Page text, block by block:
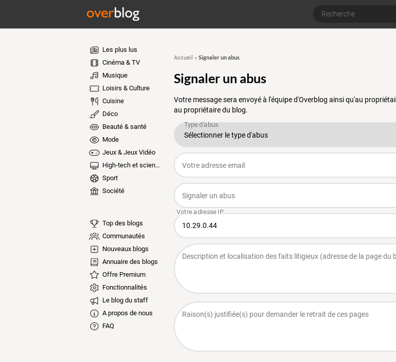
Les plus lus
Cinéma & TV
Musique
Loisirs & Culture
Cuisine
Déco
Beauté & santé
Mode
Jeux & Jeux Vidéo
High-tech et sciences
Sport
Société
Top des blogs
Communautés
Nouveaux blogs
Annuaire des blogs
Offre Premium
Fonctionnalités
Le blog du staff
A propos de nous
FAQ
Accueil » Signaler un abus
Signaler un abus
Votre message sera envoyé à l'équipe d'Overblog ainsi qu'au
au propriétaire du blog.